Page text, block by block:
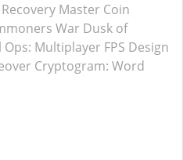
Recovery Master Coin
War Dusk of
Ops: Multiplayer FPS Design
Cryptogram: Word